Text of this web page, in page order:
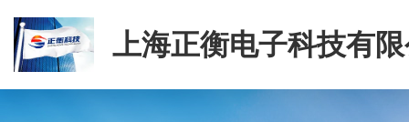
上海正衡电子科技有